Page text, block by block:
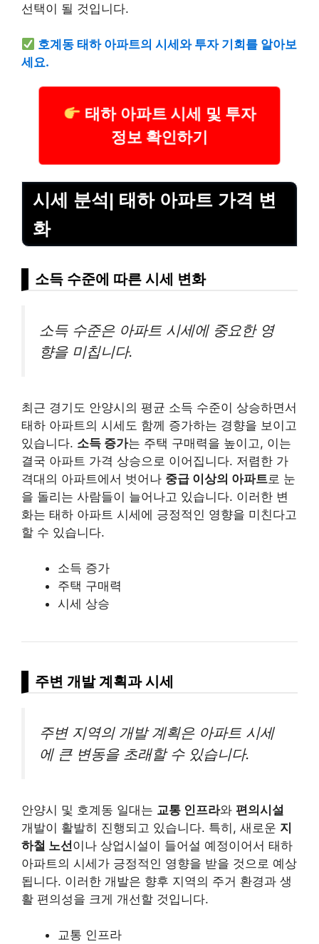
선택이 될 것입니다.
호계동 태하 아파트의 시세와 투자 기회를 알아보
세요.
태하 아파트 시세 및 투자
정보 확인하기
시세 분석| 태하 아파트 가격 변
화
소득 수준에 따른 시세 변화
소득 수준은 아파트 시세에 중요한 영
향을 미칩니다.
최근 경기도 안양시의 평균 소득 수준이 상승하면서
태하 아파트의 시세도 함께 증가하는 경향을 보이고
있습니다. 소득 증가는 주택 구매력을 높이고, 이는
결국 아파트 가격 상승으로 이어집니다. 저렴한 가
격대의 아파트에서 벗어나 중급 이상의 아파트로 눈
을 돌리는 사람들이 늘어나고 있습니다. 이러한 변
화는 태하 아파트 시세에 긍정적인 영향을 미친다고
할 수 있습니다.
소득 증가
주택 구매력
시세 상승
주변 개발 계획과 시세
주변 지역의 개발 계획은 아파트 시세
에 큰 변동을 초래할 수 있습니다.
안양시 및 호계동 일대는 교통 인프라와 편의시설
개발이 활발히 진행되고 있습니다. 특히, 새로운 지
하철 노선이나 상업시설이 들어설 예정이어서 태하
아파트의 시세가 긍정적인 영향을 받을 것으로 예상
됩니다. 이러한 개발은 향후 지역의 주거 환경과 생
활 편의성을 크게 개선할 것입니다.
교통 인프라